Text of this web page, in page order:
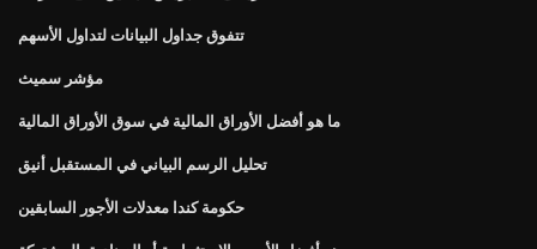
تتفوق جداول البيانات لتداول الأسهم
مؤشر سميث
ما هو أفضل الأوراق المالية في سوق الأوراق المالية
تحليل الرسم البياني في المستقبل أنيق
حكومة كندا معدلات الأجور السابقين